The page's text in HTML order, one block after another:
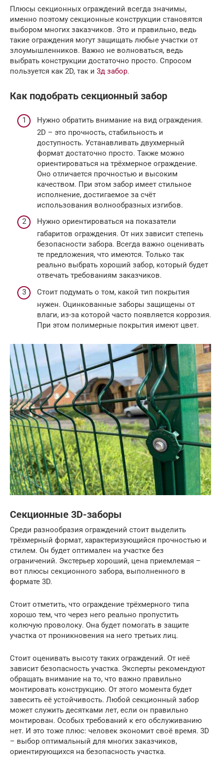
Плюсы секционных ограждений всегда значимы,
именно поэтому секционные конструкции становятся
выбором многих заказчиков. Это и правильно, ведь
такие ограждения могут защищать любые участки от
злоумышленников. Важно не волноваться, ведь
выбрать конструкции достаточно просто. Спросом
пользуется как 2D, так и 3д забор.
Как подобрать секционный забор
Нужно обратить внимание на вид ограждения.
2D – это прочность, стабильность и
доступность. Устанавливать двухмерный
формат достаточно просто. Также можно
ориентироваться на трёхмерное ограждение.
Оно отличается прочностью и высоким
качеством. При этом забор имеет стильное
исполнение, достигаемое за счёт
использования волнообразных изгибов.
Нужно ориентироваться на показатели
габаритов ограждения. От них зависит степень
безопасности забора. Всегда важно оценивать
те предложения, что имеются. Только так
реально выбрать хороший забор, который будет
отвечать требованиям заказчиков.
Стоит подумать о том, какой тип покрытия
нужен. Оцинкованные заборы защищены от
влаги, из-за которой часто появляется коррозия.
При этом полимерные покрытия имеют цвет.
Секционные 3D-заборы
Среди разнообразия ограждений стоит выделить
трёхмерный формат, характеризующийся прочностью и
стилем. Он будет оптимален на участке без
ограничений. Экстерьер хороший, цена приемлемая –
вот плюсы секционного забора, выполненного в
формате 3D.
Стоит отметить, что ограждение трёхмерного типа
хорошо тем, что через него реально пропустить
колючую проволоку. Она будет помогать в защите
участка от проникновения на него третьих лиц.
Стоит оценивать высоту таких ограждений. От неё
зависит безопасность участка. Эксперты рекомендуют
обращать внимание на то, что важно правильно
монтировать конструкцию. От этого момента будет
завесить её устойчивость. Любой секционный забор
может служить десятками лет, если он правильно
монтирован. Особых требований к его обслуживанию
нет. И это тоже плюс: человек экономит своё время. 3D
– выбор оптимальный для многих заказчиков,
ориентирующихся на безопасность участка.